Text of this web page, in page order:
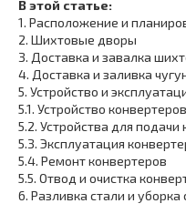
В этой статье:
1. Расположение и
2. Шихтовые дворы
3. Доставка и завалка
4. Доставка и заливка
5. Устройство и
5.1. Устройство конвертеров
5.2. Устройства для
5.3. Эксплуатация
5.4. Ремонт конвертеров
5.5. Отвод и очистка
6. Разливка стали и уборка